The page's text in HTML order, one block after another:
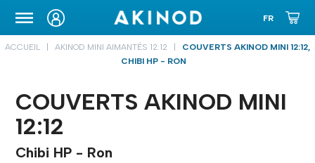
ETUIS DE TRANSPORT
ACCUEIL AKINOD MINI AIMANTÉS 12:12
COUVERTS AKINOD MINI 12:12,
CHIBI HP - RON
COUVERTS AKINOD MINI
12:12
Chibi HP - Ron